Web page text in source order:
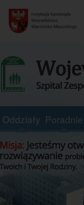
portal
informacyjny
Wrota
Warmii
i
Mazur
Oddziały Poradnie